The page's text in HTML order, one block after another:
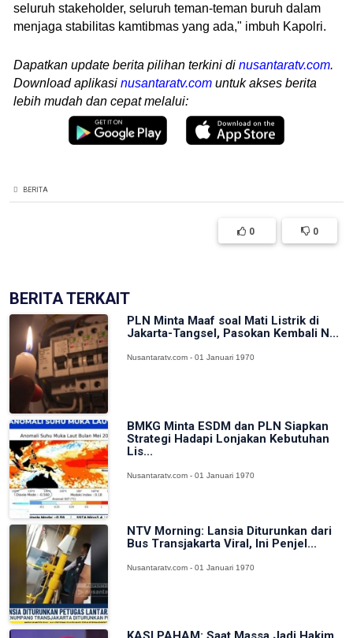
seluruh stakeholder, seluruh teman-teman buruh dalam
menjaga stabilitas kamtibmas yang ada," imbuh Kapolri.
Dapatkan update berita pilihan terkini di nusantaratv.com.
Download aplikasi nusantaratv.com untuk akses berita
lebih mudah dan cepat melalui:
BERITA
0 0
BERITA TERKAIT
PLN Minta Maaf soal Mati Listrik di
Jakarta-Tangsel, Pasokan Kembali N...
Nusantaratv.com - 01 Januari 1970
BMKG Minta ESDM dan PLN Siapkan
Strategi Hadapi Lonjakan Kebutuhan
Lis...
Nusantaratv.com - 01 Januari 1970
NTV Morning: Lansia Diturunkan dari
Bus Transjakarta Viral, Ini Penjel...
Nusantaratv.com - 01 Januari 1970